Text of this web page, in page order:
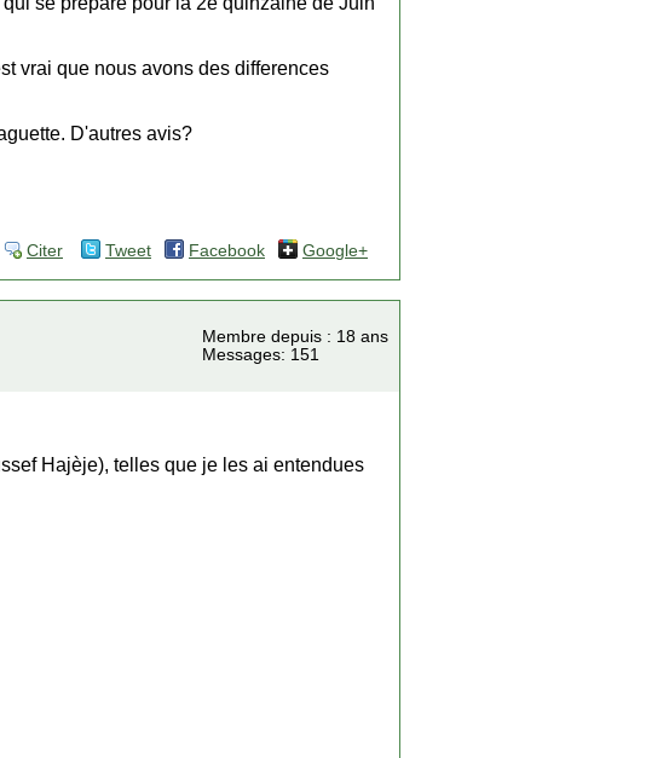
vrai que nous avons des differences
D'autres avis?
Citer Tweet Facebook Google+
Membre depuis : 18 ans
Messages: 151
Hajèje), telles que je les ai entendues